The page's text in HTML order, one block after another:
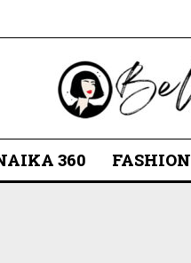
360 FASHION